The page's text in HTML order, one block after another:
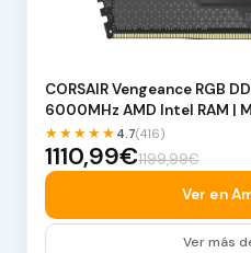
CORSAIR Vengeance RGB
6000MHz AMD Intel RAM |
★★★★★ 4.7(416)
1110,99€1199,99€
Ver en
Ver más